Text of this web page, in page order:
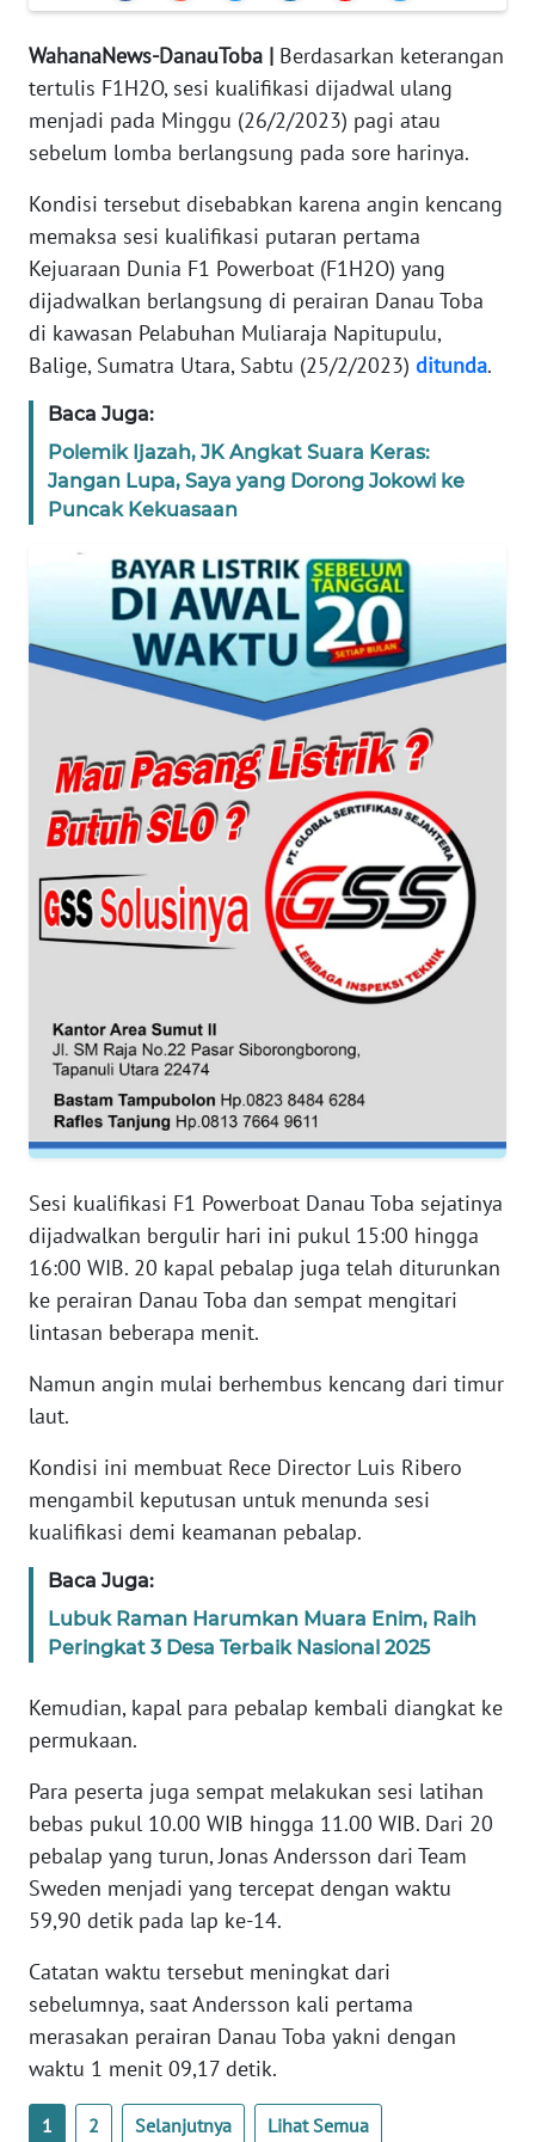
WahanaNews-DanauToba | Berdasarkan keterangan
tertulis F1H2O, sesi kualifikasi dijadwal ulang
menjadi pada Minggu (26/2/2023) pagi atau
sebelum lomba berlangsung pada sore harinya.
Kondisi tersebut disebabkan karena angin kencang
memaksa sesi kualifikasi putaran pertama
Kejuaraan Dunia F1 Powerboat (F1H2O) yang
dijadwalkan berlangsung di perairan Danau Toba
di kawasan Pelabuhan Muliaraja Napitupulu,
Balige, Sumatra Utara, Sabtu (25/2/2023) ditunda.
Baca Juga:
Polemik Ijazah, JK Angkat Suara Keras:
Jangan Lupa, Saya yang Dorong Jokowi ke
Puncak Kekuasaan
Sesi kualifikasi F1 Powerboat Danau Toba sejatinya
dijadwalkan bergulir hari ini pukul 15:00 hingga
16:00 WIB. 20 kapal pebalap juga telah diturunkan
ke perairan Danau Toba dan sempat mengitari
lintasan beberapa menit.
Namun angin mulai berhembus kencang dari timur
laut.
Kondisi ini membuat Rece Director Luis Ribero
mengambil keputusan untuk menunda sesi
kualifikasi demi keamanan pebalap.
Baca Juga:
Lubuk Raman Harumkan Muara Enim, Raih
Peringkat 3 Desa Terbaik Nasional 2025
Kemudian, kapal para pebalap kembali diangkat ke
permukaan.
Para peserta juga sempat melakukan sesi latihan
bebas pukul 10.00 WIB hingga 11.00 WIB. Dari 20
pebalap yang turun, Jonas Andersson dari Team
Sweden menjadi yang tercepat dengan waktu
59,90 detik pada lap ke-14.
Catatan waktu tersebut meningkat dari
sebelumnya, saat Andersson kali pertama
merasakan perairan Danau Toba yakni dengan
waktu 1 menit 09,17 detik.
1 2 Selanjutnya Lihat Semua
REDAKSI
KARIR
DISCLAIMER
Wahana
Regional
WN
SUMUT
JAKARTA
WN
JABAR
WN
WN
KEPRI
WN
WN
WN
RIAU
WN
SERAMBI
WN
JAMBI
WN
SULTRA
WN
NTB
SULTENG
WN
WN
WN
WN
SUMSEL
WN
WN
LAMPUNG
WN
JATENG